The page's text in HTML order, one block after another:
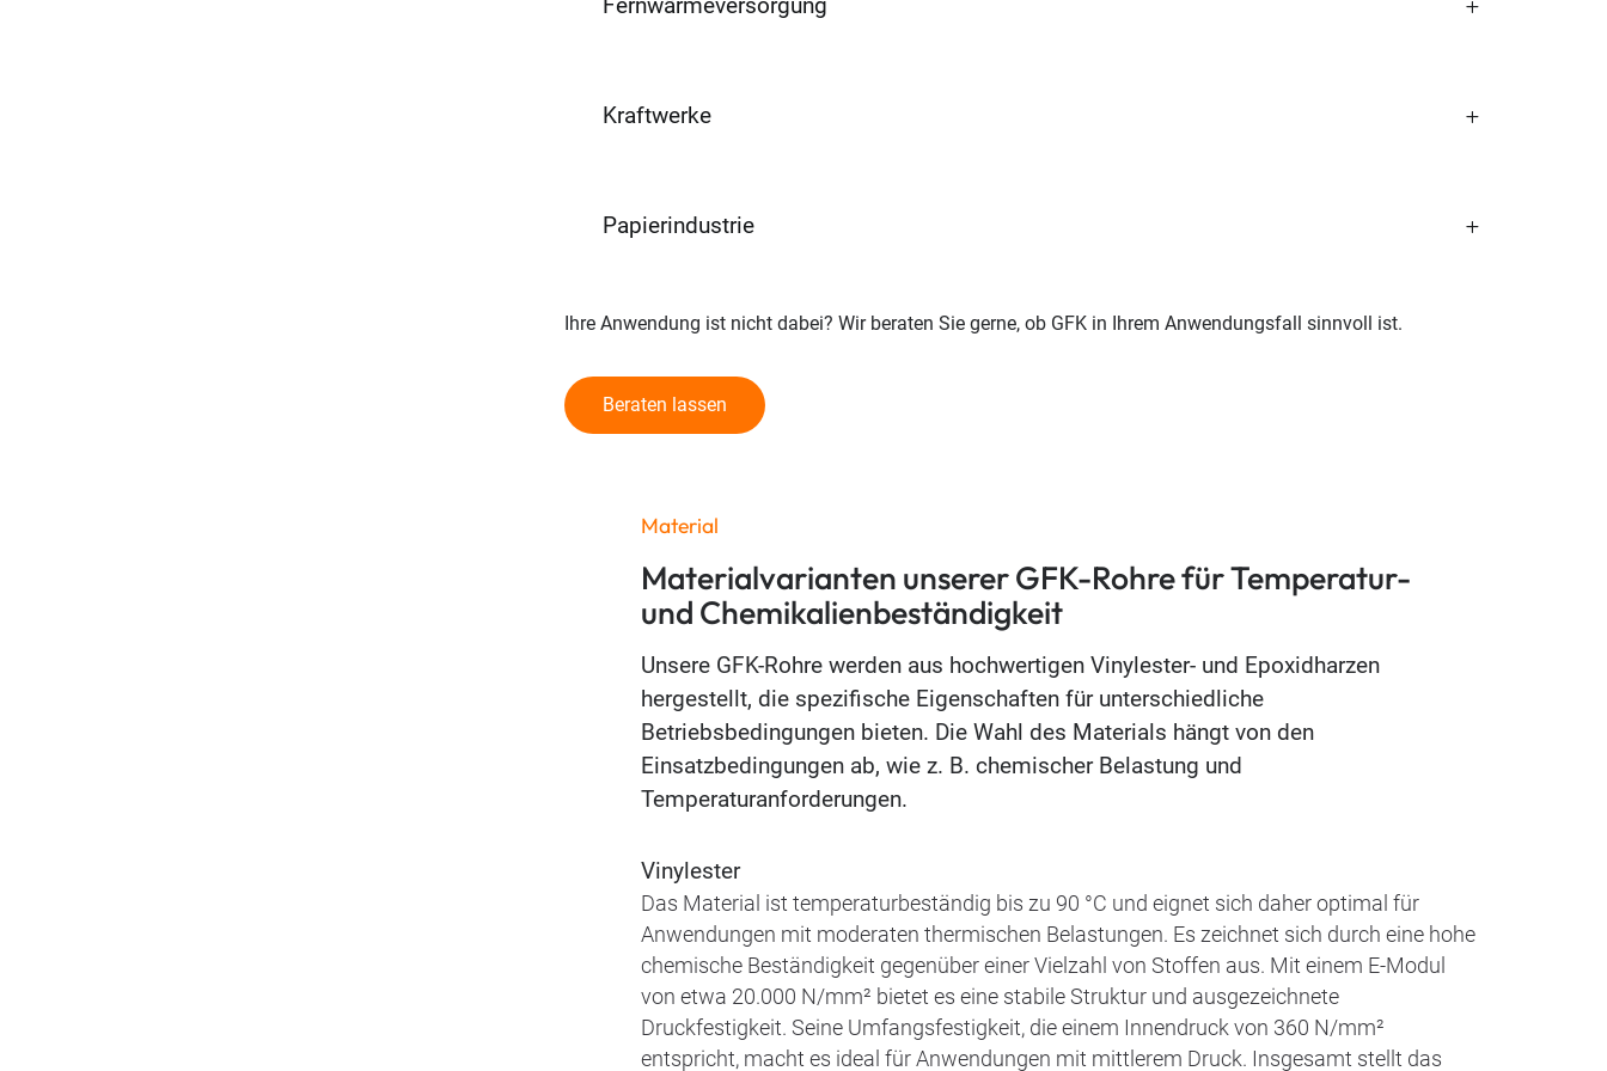
Kraftwerke
Papierindustrie
Ihre Anwendung ist nicht dabei? Wir beraten Sie gerne, ob GFK in Ihrem Anwendungsfall sinnvoll ist.
Beraten lassen
Material
Materialvarianten unserer GFK-Rohre für Temperatur-
und Chemikalienbeständigkeit
Unsere GFK-Rohre werden aus hochwertigen Vinylester- und Epoxidharzen
hergestellt, die spezifische Eigenschaften für unterschiedliche
Betriebsbedingungen bieten. Die Wahl des Materials hängt von den
Einsatzbedingungen ab, wie z. B. chemischer Belastung und
Temperaturanforderungen.
Vinylester
Das Material ist temperaturbeständig bis zu 90 °C und eignet sich daher optimal für
Anwendungen mit moderaten thermischen Belastungen. Es zeichnet sich durch eine hohe
chemische Beständigkeit gegenüber einer Vielzahl von Stoffen aus. Mit einem E-Modul
von etwa 20.000 N/mm² bietet es eine stabile Struktur und ausgezeichnete
Druckfestigkeit. Seine Umfangsfestigkeit, die einem Innendruck von 360 N/mm²
entspricht, macht es ideal für Anwendungen mit mittlerem Druck. Insgesamt stellt das